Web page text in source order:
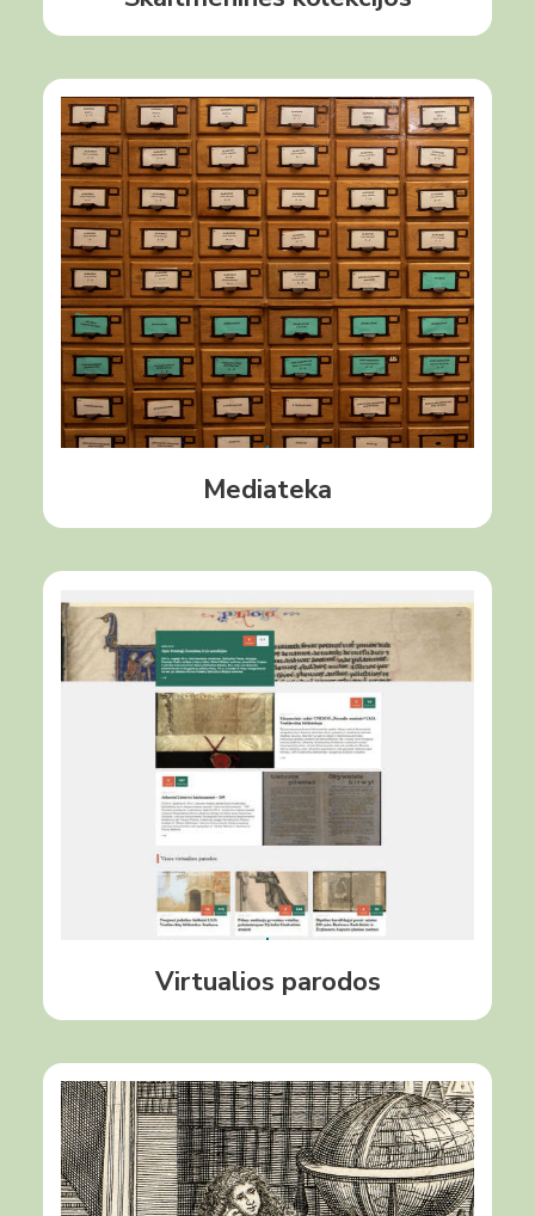
Mediateka
LMA Vrublevskių bibliotekos mediatekoje rasite
vaizdo ir garso įrašų, kuriuose pasakojama apie
Bibliotekos dokumentus, pateikiama įvairių
mokslininkų įžvalgų, visuomenės veikėjų komentarų ir
paskaitų įrašų.
Daugiau
Virtualios parodos
Šiame portale talpinamos LMAVB rengiamos teminės
parodos, skirtos vertingiausiems Bibliotekos
dokumentams ir kolekcijoms atskleisti, Lietuvai
svarbiems įvykiams bei asmenybių sukaktims
paminėti.
Daugiau